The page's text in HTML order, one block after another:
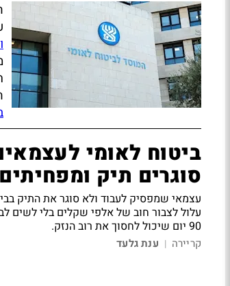
ביטוח לאומי
סוגרים תיק
עצמאי שמפסיק לעבוד ולא סוגר את התיק
עלול לצבור חוב של אלפי שקלים בלי לשים
90 יום שיכול לחסוך את רוב הנזק.
קריירה | ענת גלעד